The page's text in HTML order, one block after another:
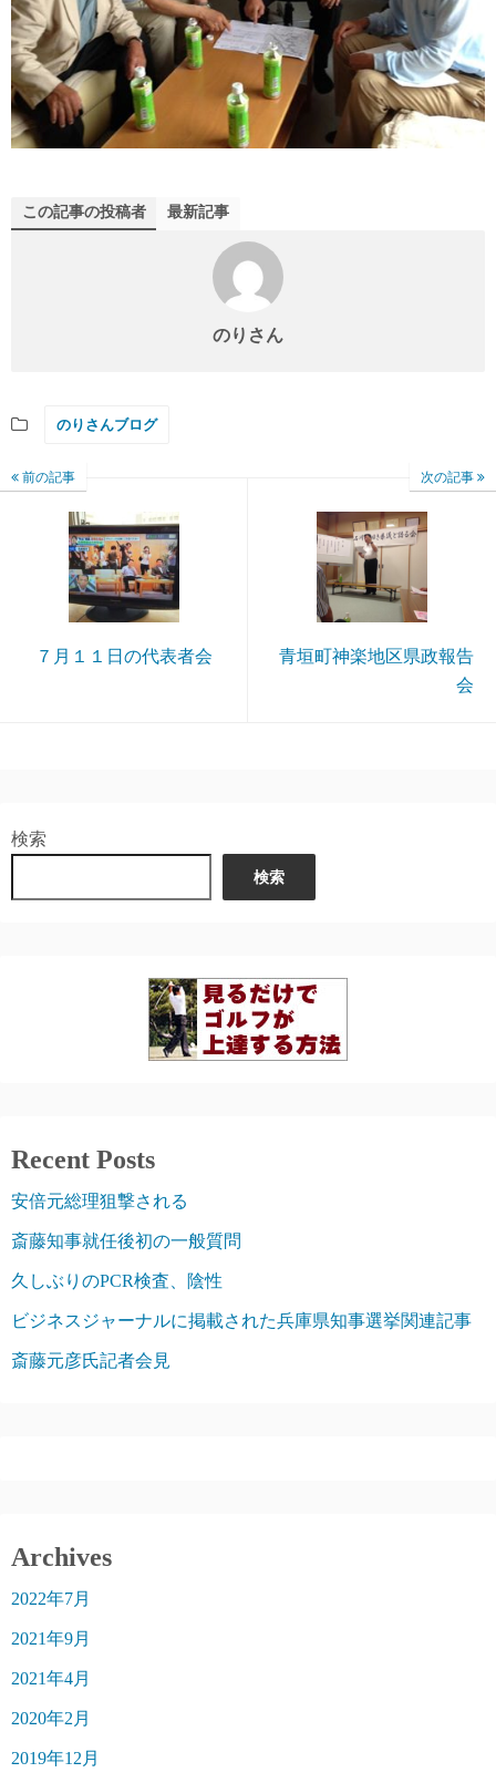
この記事の投稿者 最新記事
のりさん
のりさんブログ
前の記事
７月１１日の代表者会
次の記事
青垣町神楽地区県政報告
会
検索
検索
Recent Posts
安倍元総理狙撃される
斎藤知事就任後初の一般質問
久しぶりのPCR検査、陰性
ビジネスジャーナルに掲載された兵庫県知事選挙関連記事
斎藤元彦氏記者会見
Archives
2022年7月
2021年9月
2021年4月
2020年2月
2019年12月